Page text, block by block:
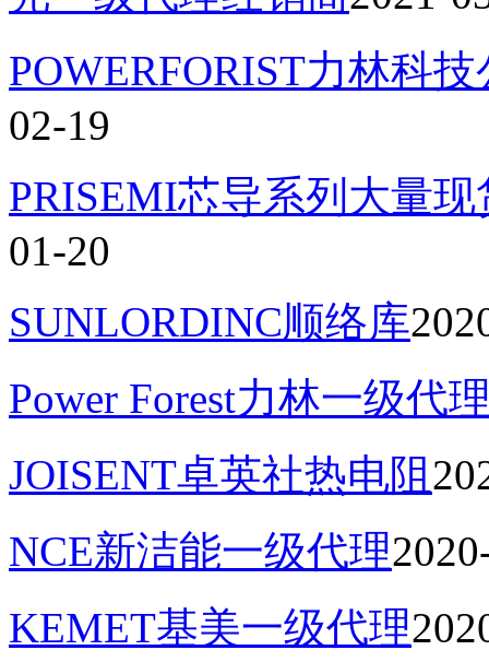
POWERFORIST力林科
02-19
PRISEMI芯导系列大量
01-20
SUNLORDINC顺络库
Power Forest力林一级代
JOISENT卓英社热电阻
NCE新洁能一级代理
KEMET基美一级代理